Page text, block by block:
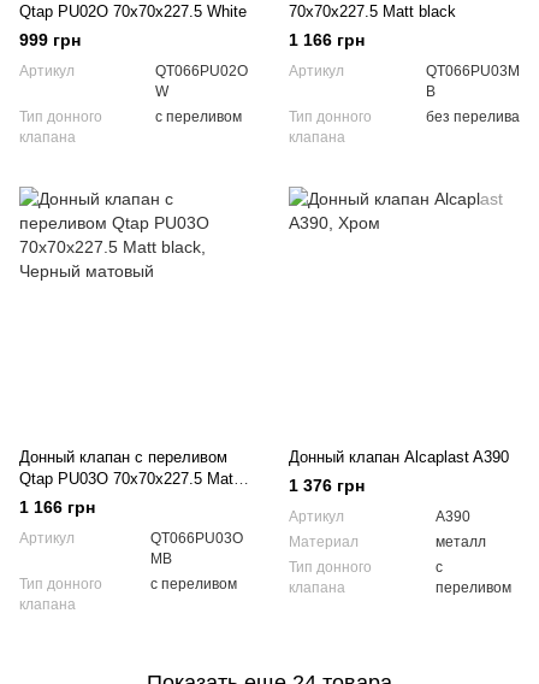
Qtap PU02O 70х70х227.5 White
999 грн
Артикул
QT066PU02O
W
Тип донного
клапана
с переливом
70х70х227.5 Matt black
1 166 грн
Артикул
QT066PU03M
B
Тип донного
клапана
без перелива
Донный клапан с переливом
Qtap PU03O 70х70х227.5 Matt
black
1 166 грн
Артикул
QT066PU03O
MB
Тип донного
клапана
с переливом
Донный клапан Alcaplast A390
1 376 грн
Артикул
A390
Материал
металл
Тип донного
клапана
с
переливом